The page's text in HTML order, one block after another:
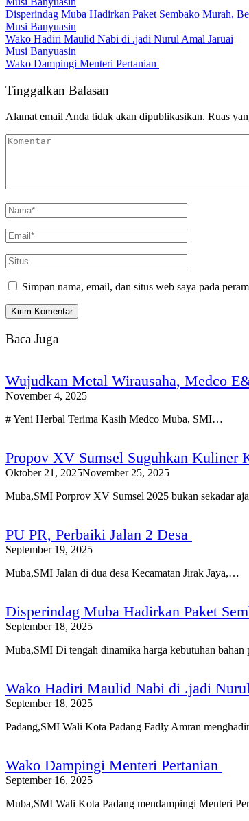
Disperindag Muba Hadirkan Paket Sembako Murah,
Musi Banyuasin
Wako Hadiri Maulid Nabi di .jadi Nurul Amal Jaruai
Musi Banyuasin
Wako Dampingi Menteri Pertanian
Tinggalkan Balasan
Alamat email Anda tidak akan dipublikasikan. Ruas
Simpan nama, email, dan situs web saya pada
Baca Juga
Wujudkan Metal Wirausaha, Medco
November 4, 2025
# Yeni Herbal Terima Kasih Medco Muba, SMI…
Propov XV Sumsel Suguhkan Kuliner
Oktober 21, 2025November 25, 2025
Muba,SMI Porprov XV Sumsel 2025 bukan sekadar
PU PR, Perbaiki Jalan 2 Desa
September 19, 2025
Muba,SMI Jalan di dua desa Kecamatan Jirak Jaya,…
Disperindag Muba Hadirkan Paket
September 18, 2025
Muba,SMI Di tengah dinamika harga kebutuhan
Wako Hadiri Maulid Nabi di .jadi
September 18, 2025
Padang,SMI Wali Kota Padang Fadly Amran
Wako Dampingi Menteri Pertanian
September 16, 2025
Muba,SMI Wali Kota Padang mendampingi Menteri